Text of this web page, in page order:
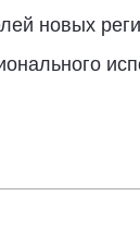
новых